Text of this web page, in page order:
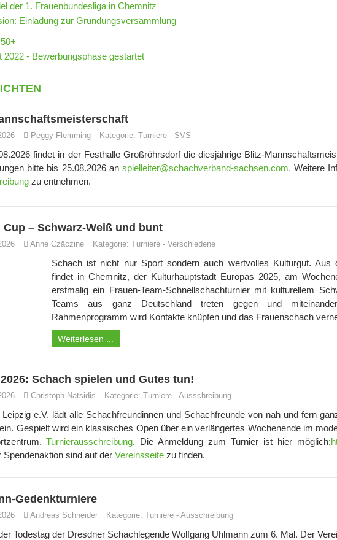
der 1. Frauenbundesliga in Chemnitz
Einladung zur Gründungsversammlung
2022 - Bewerbungsphase gestartet
Peggy Flemming Kategorie: Turniere - SVS
findet in der Festhalle Großröhrsdorf die diesjährige Blitz-
bitte bis 25.08.2026 an spielleiter@schachverband-sachsen.com. Weitere
zu entnehmen.
– Schwarz-Weiß und bunt
Anne Czäczine Kategorie: Turniere - Verschiedene
Schach ist nicht nur Sport sondern auch wertvolles Kulturgut. Aus
findet in Chemnitz, der Kulturhauptstadt Europas 2025, am
erstmalig ein Frauen-Team-Schnellschachturnier mit kulturellem
Teams aus ganz Deutschland treten gegen und
Rahmenprogramm wird Kontakte knüpfen und das Frauenschach
Weiterlesen ...
Schach spielen und Gutes tun!
Christoph Natsidis Kategorie: Turniere - Ausschreibung
e.V. lädt alle Schachfreundinnen und Schachfreunde von nah und fern
Gespielt wird ein klassisches Open über ein verlängertes Wochenende im
Turnierausschreibung. Die Anmeldung zum Turnier ist hier möglich:
sind auf der Vereinsseite zu finden.
Gedenkturniere
Andreas Schneider Kategorie: Turniere - Ausschreibung
Todestag der Dresdner Schachlegende Wolfgang Uhlmann zum 6. Mal. Der